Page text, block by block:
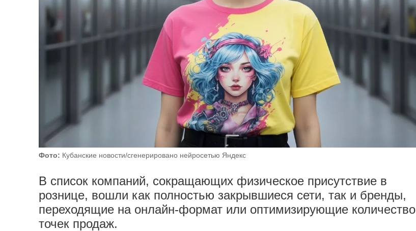
Фото: Кубанские новости/сгенерировано нейросетью Яндекс
В список компаний, сокращающих физическое присутствие в
рознице, вошли как полностью закрывшиеся сети, так и бренды,
переходящие на онлайн-формат или оптимизирующие количество
точек продаж.